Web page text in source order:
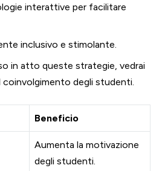
interattive per facilitare
inclusivo e stimolante.
in atto queste strategie, vedrai
coinvolgimento degli studenti.
Beneficio
Aumenta la motivazione
degli studenti.